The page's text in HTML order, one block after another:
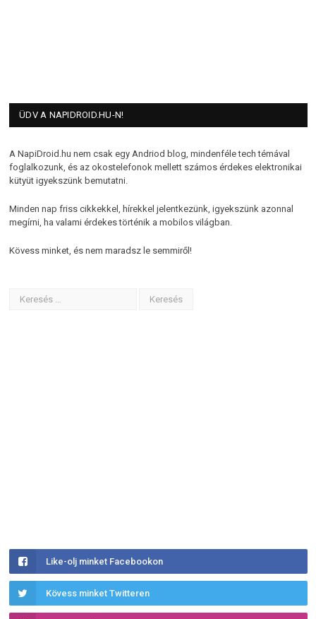
ÜDV A NAPIDROID.HU-N!
A NapiDroid.hu nem csak egy Andriod blog, mindenféle tech témával
foglalkozunk, és az okostelefonok mellett számos érdekes elektronikai
kütyüt igyekszünk bemutatni.
Minden nap friss cikkekkel, hírekkel jelentkezünk, igyekszünk azonnal
megírni, ha valami érdekes történik a mobilos világban.
Kövess minket, és nem maradsz le semmiről!
Like-olj minket Facebookon
Kövess minket Twitteren